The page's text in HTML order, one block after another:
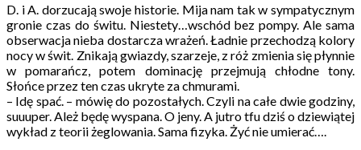
D. i A. dorzucają swoje historie. Mija nam tak w sympatycznym
gronie czas do świtu. Niestety…wschód bez pompy. Ale sama
obserwacja nieba dostarcza wrażeń. Ładnie przechodzą kolory
nocy w świt. Znikają gwiazdy, szarzeje, z róż zmienia się płynnie
w pomarańcz, potem dominację przejmują chłodne tony.
Słońce przez ten czas ukryte za chmurami.
– Idę spać. – mówię do pozostałych. Czyli na całe dwie godziny,
suuuper. Ależ będę wyspana. O jeny. A jutro tfu dziś o dziewiątej
wykład z teorii żeglowania. Sama fizyka. Żyć nie umierać….